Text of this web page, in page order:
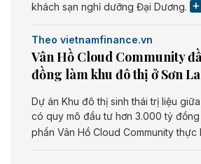
khách sạn nghỉ dưỡng Đại Dương.
Theo vietnamfinance.vn
Vân Hồ Cloud Community
đồng làm khu đô thị ở Sơn La
Dự án Khu đô thị sinh thái trị liệu
có quy mô đầu tư hơn 3.000 tỷ
phần Vân Hồ Cloud Community thực